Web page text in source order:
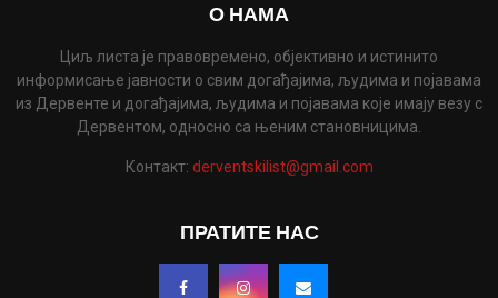
О НАМА
Циљ листа је правовремено, објективно и истинито
информисање јавности о свим догађајима, људима и појавама
из Дервенте и догађајима, људима и појавама које имају везу с
Дервентом, односно са њеним становницима.
Контакт: derventskilist@gmail.com
ПРАТИТЕ НАС